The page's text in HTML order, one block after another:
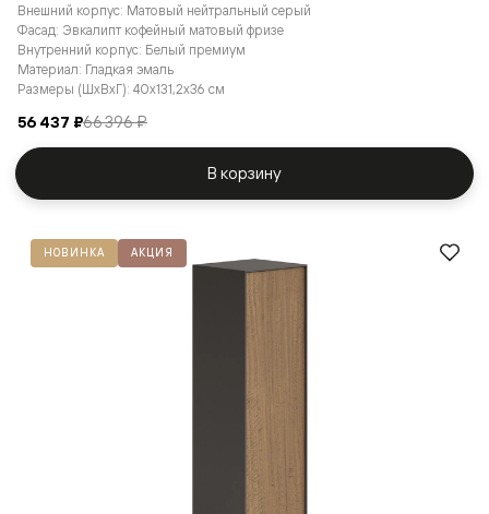
Внешний корпус: Матовый нейтральный серый
Фасад: Эвкалипт кофейный матовый фризе
Внутренний корпус: Белый премиум
Материал: Гладкая эмаль
Размеры (ШxВxГ): 40x131,2x36 см
56 437 ₽66 396 ₽
В корзину
НОВИНКА АКЦИЯ